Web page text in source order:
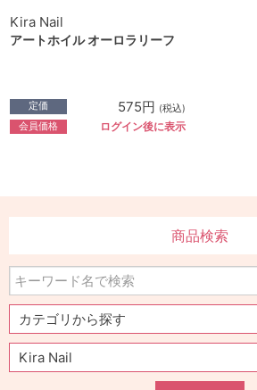
Kira Nail
アートホイル オーロラリーフ
定価 575円 (税込)
会員価格 ログイン後に表示
商品検索